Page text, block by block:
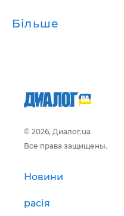
Більше
© 2026, Диалог.ua
Все права защищены.
Новини
расія